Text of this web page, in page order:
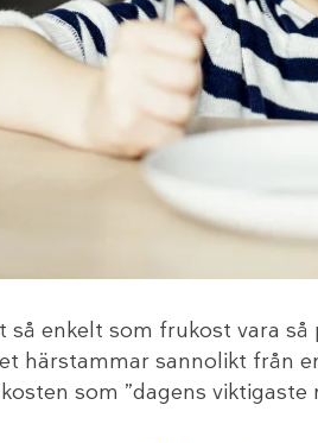
så enkelt som frukost vara
härstammar sannolikt från
som ”dagens viktigaste